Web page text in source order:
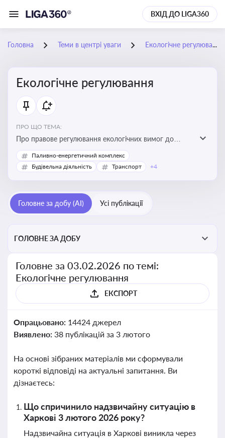
ВХІД ДО LIGA360
Головна Теми в центрі уваги Екологічне регулювання
Екологічне регулювання
ПРО ЩО ТЕМА:
Про правове регулювання екологічних вимог до
виробництв, включно з дозволами, перевірками,
стандартами викидів і гармонізацією з
Паливно-енергетичний комплекс
Будівельна діяльність
Транспорт +4
Головне за добу (AI) Усі публікації
ГОЛОВНЕ ЗА ДОБУ
Головне за 03.02.2026 по темі:
Екологічне регулювання
ЕКСПОРТ
Опрацьовано: 14424 джерел
Виявлено: 38 публікацій за 3 лютого
На основі зібраних матеріалів ми сформували
короткі відповіді на актуальні запитання. Ви
дізнаєтесь:
Що спричинило надзвичайну ситуацію в
Харкові 3 лютого 2026 року?
Надзвичайна ситуація в Харкові виникла через